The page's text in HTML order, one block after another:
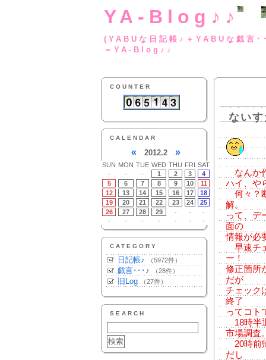
YA-Blog♪♪
(YABUな日記帳♪
＝YA-Blog♪♪
COUNTER
CALENDAR
« 2012.2 »
SUN MON TUE WED THU FRI SAT
-
- - 1 2 3
4
5
6 7 8 9 10
11
12
13 14 15 16 17
18
19
20 21 22 23 24
25
26
27 28 29 - -
-
-
- - - - - -
CATEGORY
日記帳♪ （5972件）
戯言･･･♪ （28件）
旧Log （27件）
SEARCH
ない
なんか
ハイ、や
何々？
解。
って、デ
面の
情報が必
早速チ
ー！
修正箇所
だが
チェック
終了
ってコト
18時半
市場調査
20時前
だし